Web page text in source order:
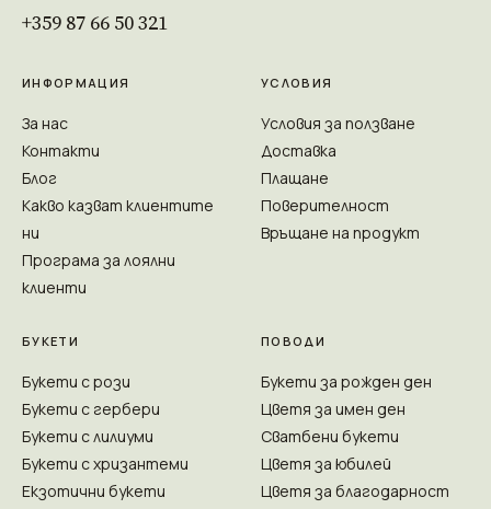
+359 87 66 50 321
ИНФОРМАЦИЯ
За нас
Контакти
Блог
Какво казват клиентите
ни
Програма за лоялни
клиенти
УСЛОВИЯ
Условия за ползване
Доставка
Плащане
Поверителност
Връщане на продукт
БУКЕТИ
Букети с рози
Букети с гербери
Букети с лилиуми
Букети с хризантеми
Екзотични букети
ПОВОДИ
Букети за рожден ден
Цветя за имен ден
Сватбени букети
Цветя за юбилей
Цветя за благодарност